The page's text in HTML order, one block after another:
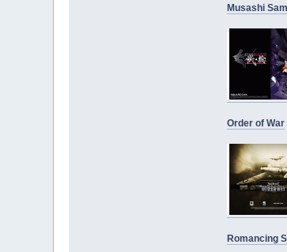
Musashi
Order of War
Romancing